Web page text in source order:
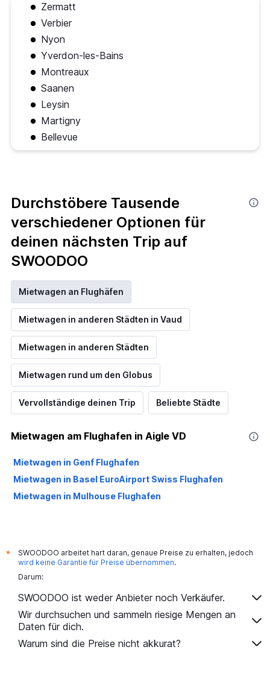
Zermatt
Verbier
Nyon
Yverdon-les-Bains
Montreaux
Saanen
Leysin
Martigny
Bellevue
Durchstöbere Tausende
verschiedener Optionen für
deinen nächsten Trip auf
SWOODOO
Mietwagen an Flughäfen
Mietwagen in anderen Städten in Vaud
Mietwagen in anderen Städten
Mietwagen rund um den Globus
Vervollständige deinen Trip Beliebte Städte
Mietwagen am Flughafen in Aigle VD
Mietwagen in Genf Flughafen
Mietwagen in Basel EuroAirport Swiss Flughafen
Mietwagen in Mulhouse Flughafen
*
SWOODOO arbeitet hart daran, genaue Preise zu erhalten, jedoch
wird keine Garantie für Preise übernommen.
Darum:
SWOODOO ist weder Anbieter noch Verkäufer.
Wir durchsuchen und sammeln riesige Mengen an
Daten für dich.
Warum sind die Preise nicht akkurat?